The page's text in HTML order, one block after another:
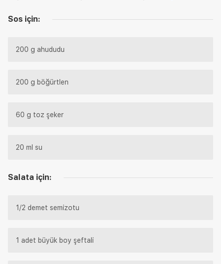
Sos için:
200 g ahududu
200 g böğürtlen
60 g toz şeker
20 ml su
Salata için:
1/2 demet semizotu
1 adet büyük boy şeftali